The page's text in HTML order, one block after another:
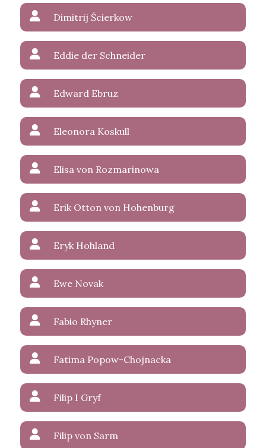
Dimitrij Ścierkow
Eddie der Schneider
Edward Ebruz
Eleonora Koskull
Elisa von Rozmarinowa
Erik Otton von Hohenburg
Eryk Hohland
Ewe Novak
Fabio Rhyner
Fatima Popow-Chojnacka
Filip I Gryf
Filip von Sarm